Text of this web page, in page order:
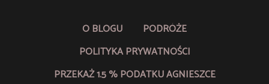
O BLOGU
PODRÓŻE
POLITYKA PRYWATNOŚCI
PRZEKAŻ 1.5 % PODATKU AGNIESZCE